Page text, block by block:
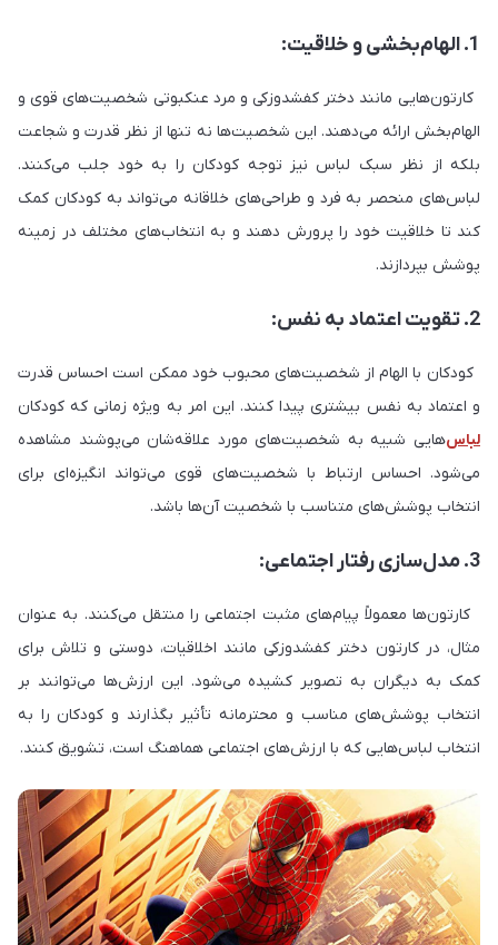
1. الهام‌بخشی و خلاقیت:
کارتون‌هایی مانند دختر کفشدوزکی و مرد عنکبوتی شخصیت‌های قوی و
الهام‌بخش ارائه می‌دهند. این شخصیت‌ها نه تنها از نظر قدرت و شجاعت
بلکه از نظر سبک لباس نیز توجه کودکان را به خود جلب می‌کنند.
لباس‌های منحصر به فرد و طراحی‌های خلاقانه می‌تواند به کودکان کمک
کند تا خلاقیت خود را پرورش دهند و به انتخاب‌های مختلف در زمینه
پوشش بپردازند.
2. تقویت اعتماد به نفس:
کودکان با الهام از شخصیت‌های محبوب خود ممکن است احساس قدرت
و اعتماد به نفس بیشتری پیدا کنند. این امر به ویژه زمانی که کودکان
لباس‌هایی شبیه به شخصیت‌های مورد علاقه‌شان می‌پوشند مشاهده
می‌شود. احساس ارتباط با شخصیت‌های قوی می‌تواند انگیزه‌ای برای
انتخاب پوشش‌های متناسب با شخصیت آن‌ها باشد.
3. مدل‌سازی رفتار اجتماعی:
کارتون‌ها معمولاً پیام‌های مثبت اجتماعی را منتقل می‌کنند. به عنوان
مثال، در کارتون دختر کفشدوزکی مانند اخلاقیات، دوستی و تلاش برای
کمک به دیگران به تصویر کشیده می‌شود. این ارزش‌ها می‌توانند بر
انتخاب پوشش‌های مناسب و محترمانه تأثیر بگذارند و کودکان را به
انتخاب لباس‌هایی که با ارزش‌های اجتماعی هماهنگ است، تشویق کنند.